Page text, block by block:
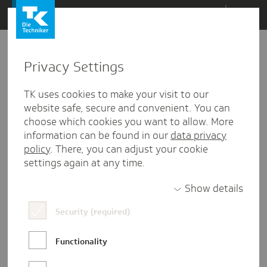
Direkt
Inhalt
Benefits
#eslohntsich – Vorteile der TK
Privacy Settings
TK uses cookies to make your visit to our
website safe, secure and convenient. You can
choose which cookies you want to allow. More
information can be found in our data privacy
policy. There, you can adjust your cookie
settings again at any time.
Show details
Security (required)
Functionality